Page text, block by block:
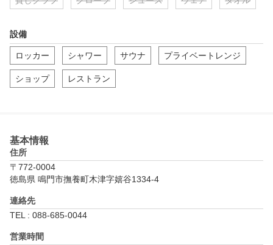
設備
ロッカー シャワー サウナ プライベートレンジ
ショップ レストラン
基本情報
住所
〒772-0004
徳島県 鳴門市撫養町木津字嬉谷1334-4
連絡先
TEL : 088-685-0044
営業時間